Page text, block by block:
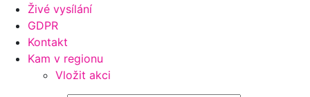
Živé vysílání
GDPR
Kontakt
Kam v regionu
Vložit akci